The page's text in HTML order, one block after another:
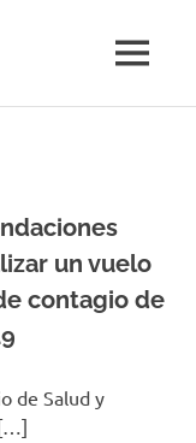
MENÚ
un vuelo
contagio de
de Salud y